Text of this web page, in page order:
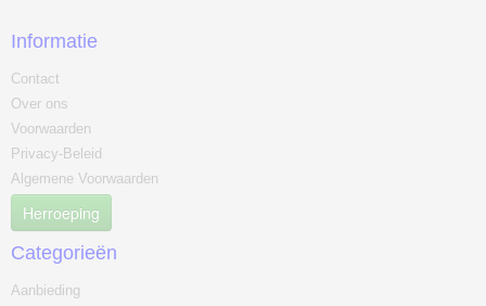
Informatie
Contact
Over ons
Voorwaarden
Privacy-Beleid
Algemene Voorwaarden
Herroeping
Categorieën
Aanbieding